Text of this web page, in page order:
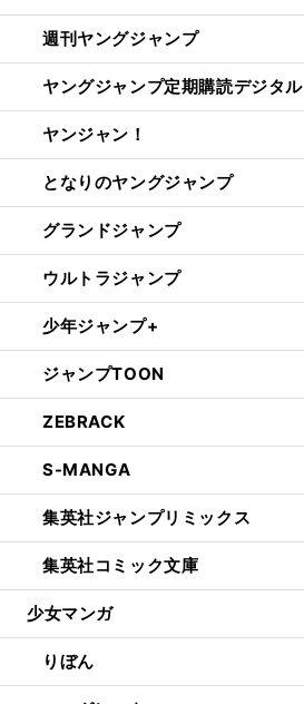
週刊ヤングジャンプ
ヤングジャンプ定期購読デジタル
ヤンジャン！
となりのヤングジャンプ
グランドジャンプ
ウルトラジャンプ
少年ジャンプ+
ジャンプTOON
ZEBRACK
S-MANGA
集英社ジャンプリミックス
集英社コミック文庫
少女マンガ
りぼん